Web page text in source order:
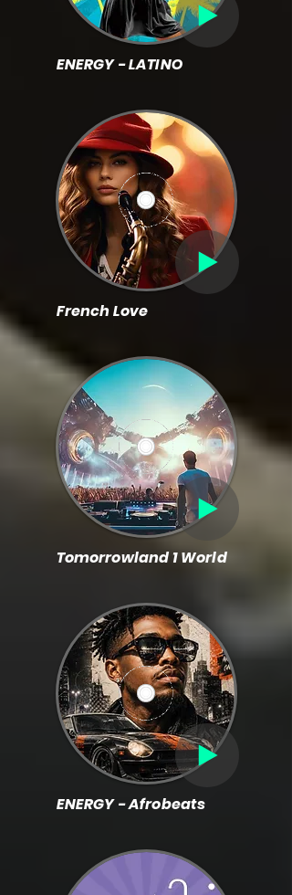
ENERGY - LATINO
French Love
Tomorrowland 1 World
ENERGY - Afrobeats